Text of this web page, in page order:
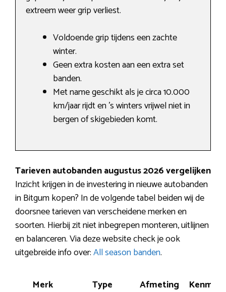
extreem weer grip verliest.
Voldoende grip tijdens een zachte
winter.
Geen extra kosten aan een extra set
banden.
Met name geschikt als je circa 10.000
km/jaar rijdt en ’s winters vrijwel niet in
bergen of skigebieden komt.
Tarieven autobanden augustus 2026 vergelijken
Inzicht krijgen in de investering in nieuwe autobanden
in Bitgum kopen? In de volgende tabel beiden wij de
doorsnee tarieven van verscheidene merken en
soorten. Hierbij zit niet inbegrepen monteren, uitlijnen
en balanceren. Via deze website check je ook
uitgebreide info over:All season banden.
Merk Type Afmeting Kenmerk